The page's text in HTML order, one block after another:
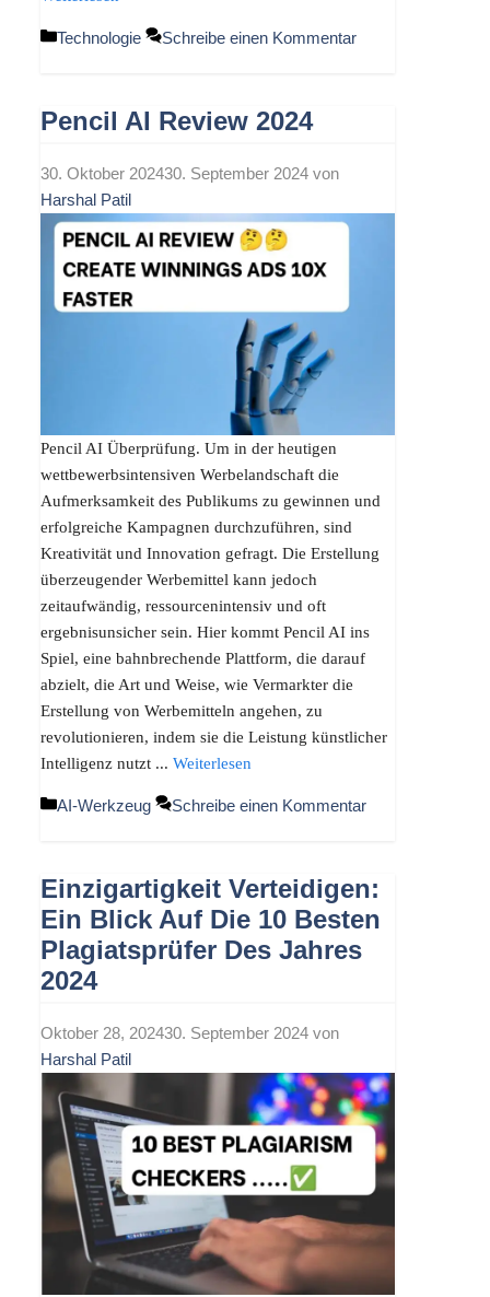
Kategorien
Technologie Schreibe einen Kommentar
Pencil AI Review 2024
30. Oktober 202430. September 2024 von
Harshal Patil
Pencil AI Überprüfung. Um in der heutigen
wettbewerbsintensiven Werbelandschaft die
Aufmerksamkeit des Publikums zu gewinnen und
erfolgreiche Kampagnen durchzuführen, sind
Kreativität und Innovation gefragt. Die Erstellung
überzeugender Werbemittel kann jedoch
zeitaufwändig, ressourcenintensiv und oft
ergebnisunsicher sein. Hier kommt Pencil AI ins
Spiel, eine bahnbrechende Plattform, die darauf
abzielt, die Art und Weise, wie Vermarkter die
Erstellung von Werbemitteln angehen, zu
revolutionieren, indem sie die Leistung künstlicher
Intelligenz nutzt ... Weiterlesen
Kategorien
AI-Werkzeug Schreibe einen Kommentar
Einzigartigkeit Verteidigen:
Ein Blick Auf Die 10 Besten
Plagiatsprüfer Des Jahres
2024
Oktober 28, 202430. September 2024 von
Harshal Patil